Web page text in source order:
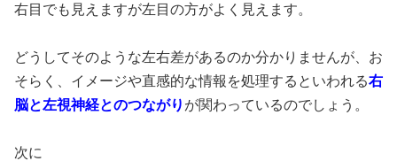
右目でも見えますが左目の方がよく見えます。
どうしてそのような左右差があるのか分かりませんが、お
そらく、イメージや直感的な情報を処理するといわれる右
脳と左視神経とのつながり が関わっているのでしょう。
次に